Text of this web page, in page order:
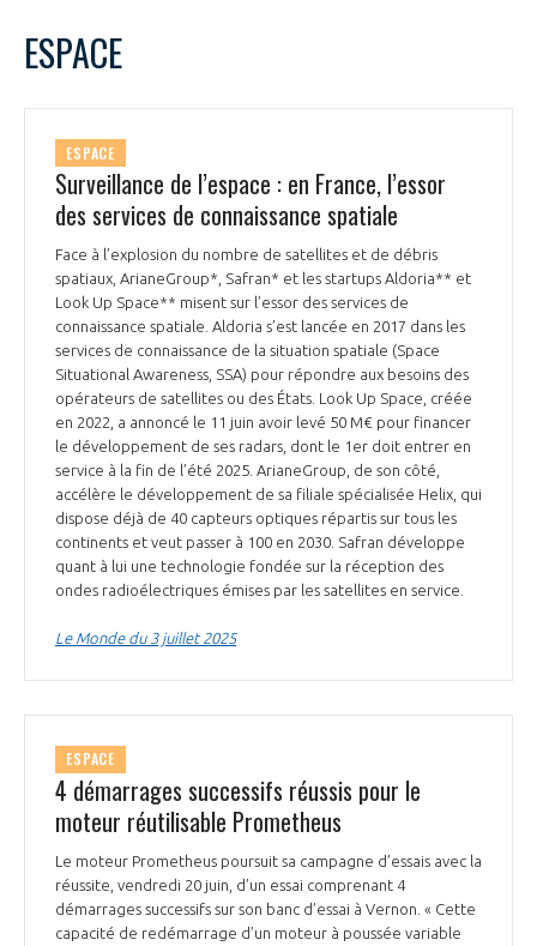
PRÉSENTATION
NOTRE VISION
NOS MISSIONS
NOTRE HISTOIRE
ORGANISATION
LE CONSEIL DU GIFAS
L’ÉQUIPE DU GIFAS
NOS RÉSEAUX À L'INTERNATIONAL
FONCTIONNEMENT
GEADS
COMITÉ AERO PME
STARTAIR
COMMISSIONS ET COMITÉS
ACCOMPAGNEMENT DE NOS ADHÉRENTS
LES PROGRAMMES DU GIFAS
UN ÉCOSYSTÈME INTÉGRÉ ET COHÉRENT
POURQUOI DEVENIR MEMBRE ?
LA MÉDIATION
LA MÉDIATION DANS LA FILIÈRE AÉRONAUTIQUE ET SPATIALE
LE MÉDIATEUR DE LA FILIÈRE AÉRONAUTIQUE ET SPATIALE
MÉDIATION ET CHARTE D’ENGAGEMENT SUR LES RELATIONS ENTRE
PRENDRE CONTACT AVEC LE MÉDIATEUR DE LA FILIÈRE
LE SALON DU BOURGET
L'OBSERVATOIRE
CHIFFRES CLÉS
LES ENJEUX
COMPÉTITIVITÉ
EMPLOI & FORMATION
LES PUBLICATIONS
DOCUMENTS & BROCHURES
1 2 3 4 5
6
15 17
ESPACE
ESPACE
Surveillance de l’espace : en France, l’essor
des services de connaissance spatiale
Face à l’explosion du nombre de satellites et de débris
spatiaux, ArianeGroup*, Safran* et les startups Aldoria** et
Look Up Space** misent sur l’essor des services de
connaissance spatiale. Aldoria s’est lancée en 2017 dans les
services de connaissance de la situation spatiale (Space
Situational Awareness, SSA) pour répondre aux besoins des
opérateurs de satellites ou des États. Look Up Space, créée
en 2022, a annoncé le 11 juin avoir levé 50 M€ pour financer
le développement de ses radars, dont le 1er doit entrer en
service à la fin de l’été 2025. ArianeGroup, de son côté,
accélère le développement de sa filiale spécialisée Helix, qui
dispose déjà de 40 capteurs optiques répartis sur tous les
continents et veut passer à 100 en 2030. Safran développe
quant à lui une technologie fondée sur la réception des
ondes radioélectriques émises par les satellites en service.
Le Monde du 3 juillet 2025
ESPACE
4 démarrages successifs réussis pour le
moteur réutilisable Prometheus
Le moteur Prometheus poursuit sa campagne d’essais avec la
réussite, vendredi 20 juin, d’un essai comprenant 4
démarrages successifs sur son banc d’essai à Vernon. « Cette
capacité de redémarrage d’un moteur à poussée variable
Rejoignez une filière d’excellence et développez
Découvrez les avantages d'adhérer au GIFAS.
Rencontres, salons, données sectorielles,
programmes ...